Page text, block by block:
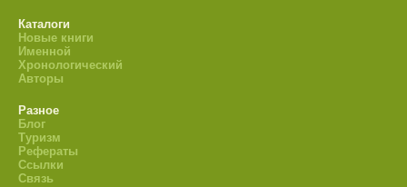
Каталоги
Новые книги
Именной
Хронологический
Авторы
Разное
Блог
Туризм
Рефераты
Ссылки
Связь